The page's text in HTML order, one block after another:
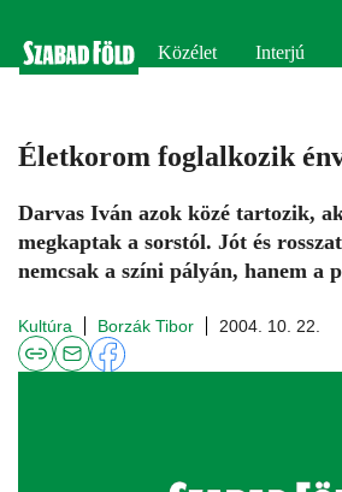
Közélet Interjú
Életkorom foglalkozik
Darvas Iván azok közé tartozik,
megkaptak a sorstól. Jót és
nemcsak a színi pályán, hanem a
Kultúra Borzák Tibor 2004. 10. 22.